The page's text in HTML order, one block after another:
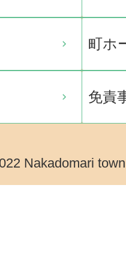
町ホ
免責
Nakadomari